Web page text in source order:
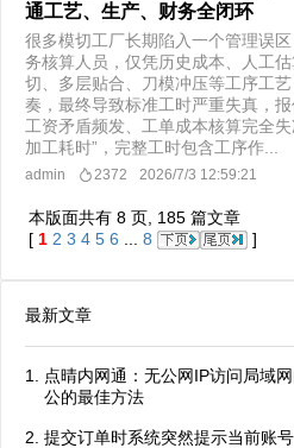
通工艺、生产、财务全闭环
很多模切工厂长期陷入一个管理误
务核算人员，仅凭历史成本、人工
切、多层贴合、刀模冲压等工序工
奏，最终导致标准工时严重失真，
工资矛盾频发、工单成本核算完全
加工耗时”，完整工时包含工序作...
admin 2372 2026/7/3 12:59:21
本版面共有 8 页, 185 篇文章
[ 1 2 3 4 5 6 8 ]
最新文章
点晴内网通：无公网IP访问局域
公的最佳方法
提交订单时系统突然提示当前账